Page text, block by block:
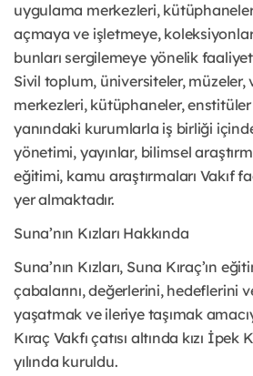
uygulama merkezleri,
açmaya ve işletmeye,
bunları sergilemeye yönelik
Sivil toplum, üniversiteler, müzeler,
merkezleri, kütüphaneler,
yanındaki kurumlarla iş birliği
yönetimi, yayınlar, bilimsel
eğitimi, kamu araştırmaları Vakıf
yer almaktadır.
Suna’nın Kızları Hakkında
Suna’nın Kızları, Suna Kıraç’ın
çabalarını, değerlerini, hedeflerini
yaşatmak ve ileriye taşımak
Kıraç Vakfı çatısı altında kızı İpek
yılında kuruldu.